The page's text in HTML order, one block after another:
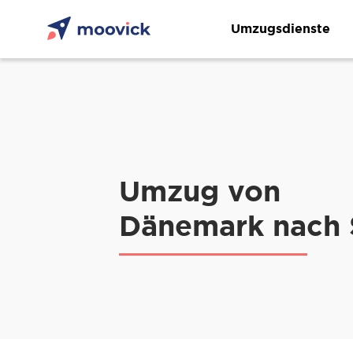
Umzugsdienste
Umzug von
Dänemark nach